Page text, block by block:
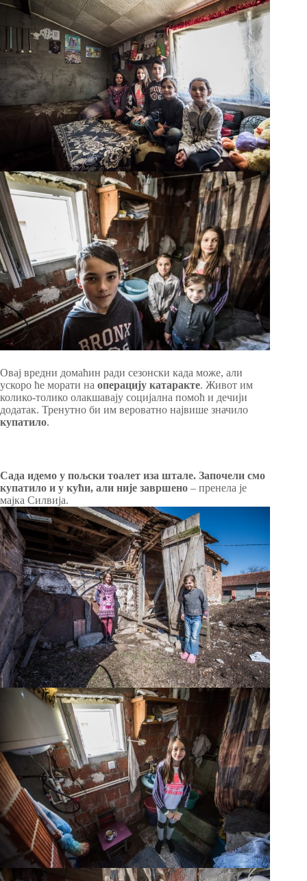
Овај вредни домаћин ради сезонски када може, али
ускоро ће морати на операцију катаракте. Живот им
колико-толико олакшавају социјална помоћ и дечији
додатак. Тренутно би им вероватно највише значило
купатило.
Сада идемо у пољски тоалет иза штале. Започели смо
купатило и у кући, али није завршено – пренела је
мајка Силвија.